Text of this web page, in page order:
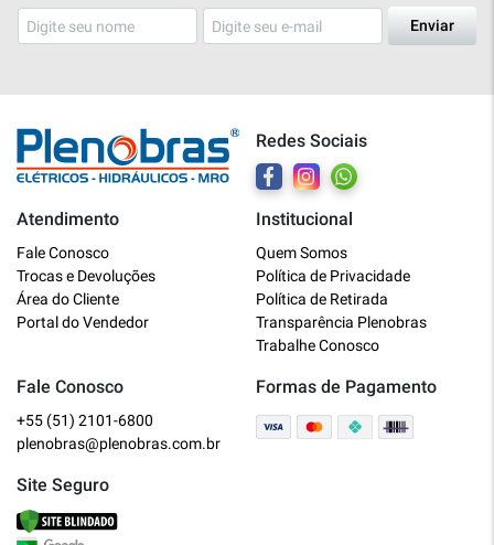
Enviar
Redes Sociais
Atendimento
Fale Conosco
Trocas e Devoluções
Área do Cliente
Portal do Vendedor
Institucional
Quem Somos
Política de Privacidade
Política de Retirada
Transparência Plenobras
Trabalhe Conosco
Fale Conosco
+55 (51) 2101-6800
plenobras@plenobras.com.br
Formas de Pagamento
Site Seguro
Online
Bem vindo a Plenobras! Aqui você
encontra toda a linha de materiais
O que você deseja?
Dúvidas técnicas sobre produtos